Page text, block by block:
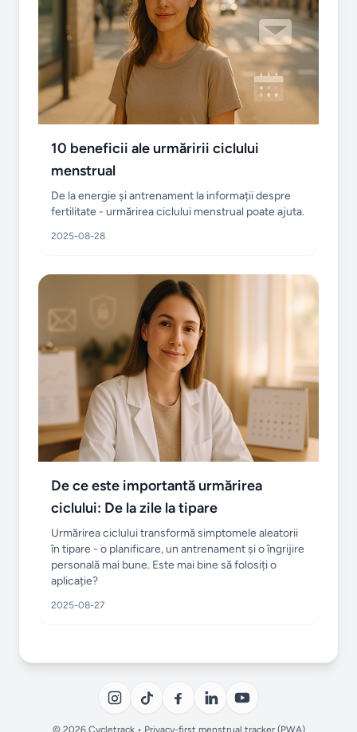
10 beneficii ale urmăririi ciclului
menstrual
De la energie și antrenament la informații despre
fertilitate - urmărirea ciclului menstrual poate ajuta.
2025-08-28
De ce este importantă urmărirea
ciclului: De la zile la tipare
Urmărirea ciclului transformă simptomele aleatorii
în tipare - o planificare, un antrenament și o îngrijire
personală mai bune. Este mai bine să folosiți o
aplicație?
2025-08-27
© 2026 Cycletrack • Privacy-first menstrual tracker (PWA)